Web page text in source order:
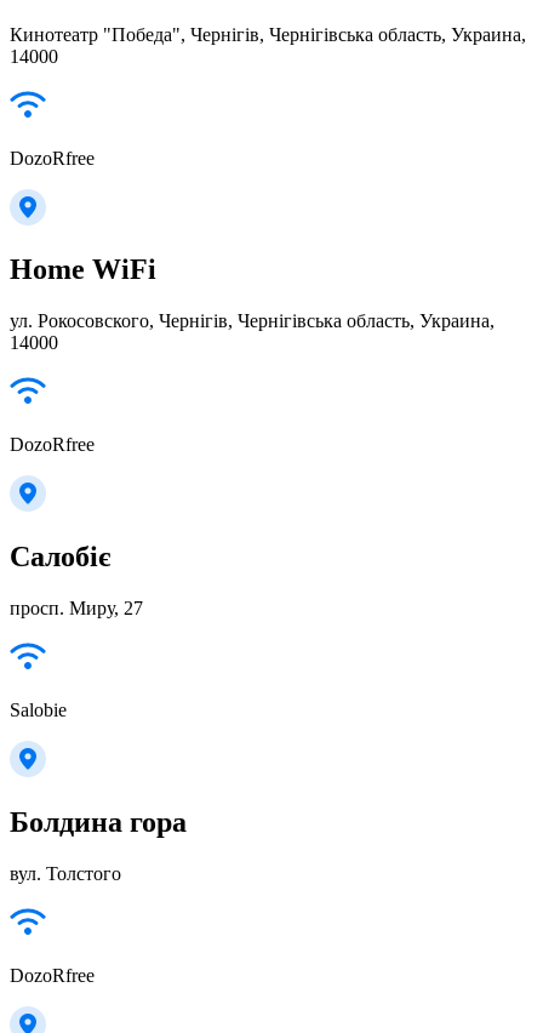
Кинотеатр "Победа", Чернігів, Чернігівська область, Украина,
14000
DozoRfree
Home WiFi
ул. Рокосовского, Чернігів, Чернігівська область, Украина,
14000
DozoRfree
Салобіє
просп. Миру, 27
Salobie
Болдина гора
вул. Толстого
DozoRfree